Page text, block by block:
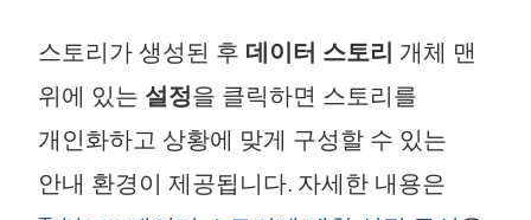
스토리가 생성된 후 데이터 스토리 개체 맨
위에 있는 설정을 클릭하면 스토리를
개인화하고 상황에 맞게 구성할 수 있는
안내 환경이 제공됩니다. 자세한 내용은